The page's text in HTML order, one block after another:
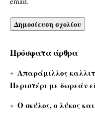
Πρόσφατα άρθρα
Απαράμιλλος
Περιστέρι με δωρεάν
Ο σκύλος, ο λύκος